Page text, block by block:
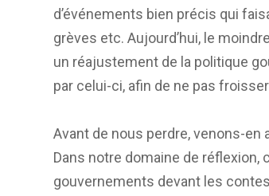
d’événements bien précis qui
grèves etc. Aujourd’hui, le
un réajustement de la politique
par celui-ci, afin de ne pas
Avant de nous perdre, venons-en
Dans notre domaine de réflexion,
gouvernements devant les